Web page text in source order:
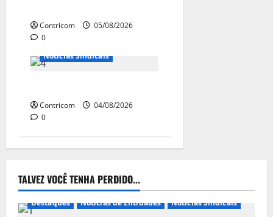
Contricom
05/08/2026
0Notícias de Entidades
Notícias Sindicais
Contricom
04/08/2026
0
TALVEZ VOCÊ TENHA PERDIDO...
Destaques Notícias de Entidades Notícias Sindicais